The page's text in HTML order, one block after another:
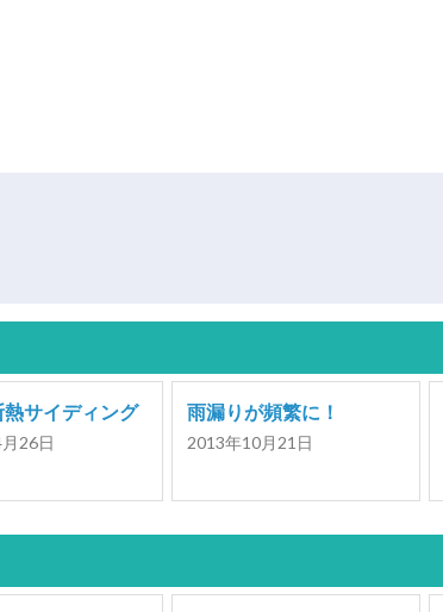
熱サイディング
26日
雨漏りが頻繁に！
2013年10月21日